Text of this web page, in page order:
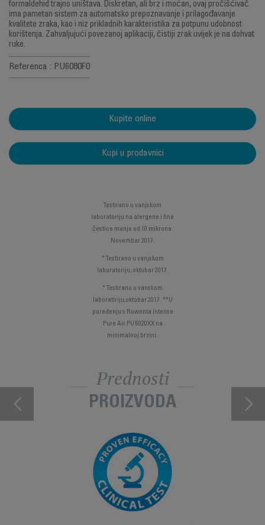
formaldehid trajno uništava. Diskretan, ali brz i moćan, ovaj pročišćivač
ima pametan sistem za automatsko prepoznavanje i prilagođavanje
kvalitete zraka, kao i niz prikladnih karakteristika za potpunu udobnost
korištenja. Zahvaljujući povezanoj aplikaciji, čistiji zrak uvijek je na dohvat
ruke.
Referenca : PU6080F0
Kupite online
Kupi u prodavnici
Testirano u vanjskom
laboratoriju na alergene i fine
čestice manje od 10 mikrona.
Novembar 2017.
* Testirano u vanjskom
laboratoriju, oktobar 2017.
* Testirano u vanskom
laboratiriju,oktobar 2017. **U
poređenju s Rowenta Intense
Pure Air PU 6020XX na
minimalnoj brzini.
Prednosti
PROIZVODA